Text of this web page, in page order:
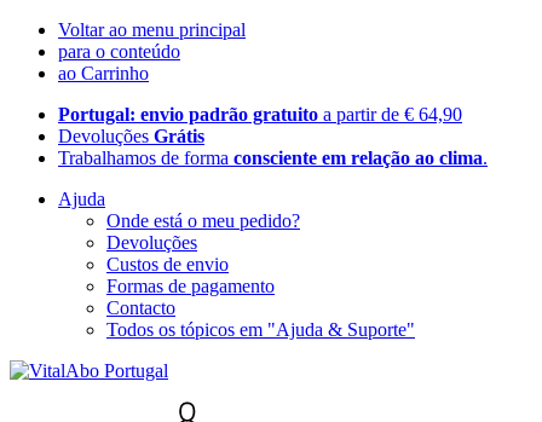
Voltar ao menu principal
para o conteúdo
ao Carrinho
Portugal: envio padrão gratuito a partir de € 64,90
Devoluções Grátis
Trabalhamos de forma consciente em relação ao clima.
Ajuda
Onde está o meu pedido?
Devoluções
Custos de envio
Formas de pagamento
Contacto
Todos os tópicos em "Ajuda & Suporte"